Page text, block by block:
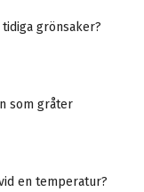
grönsaker?
som gråter
en temperatur?